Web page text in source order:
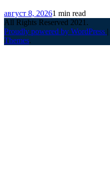
август 8, 20261 min read
All Rights Reserved 2021.
Proudly powered by WordPress |
Themes.